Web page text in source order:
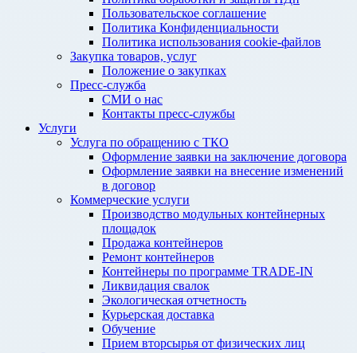
Пользовательское соглашение
Политика Конфиденциальности
Политика использования cookie-файлов
Закупка товаров, услуг
Положение о закупках
Пресс-служба
СМИ о нас
Контакты пресс-службы
Услуги
Услуга по обращению с ТКО
Оформление заявки на заключение договора
Оформление заявки на внесение изменений
в договор
Коммерческие услуги
Производство модульных контейнерных
площадок
Продажа контейнеров
Ремонт контейнеров
Контейнеры по программе TRADE-IN
Ликвидация свалок
Экологическая отчетность
Курьерская доставка
Обучение
Прием вторсырья от физических лиц